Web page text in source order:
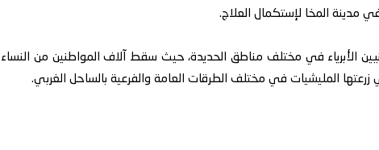
مدينة المخا لإستكمال العلاج.
الأبرياء في مختلف مناطق الحديدة، حيث سقط آلاف المواطنين من النساء
زرعتها المليشيات في مختلف الطرقات العامة والفرعية بالساحل الغربي.